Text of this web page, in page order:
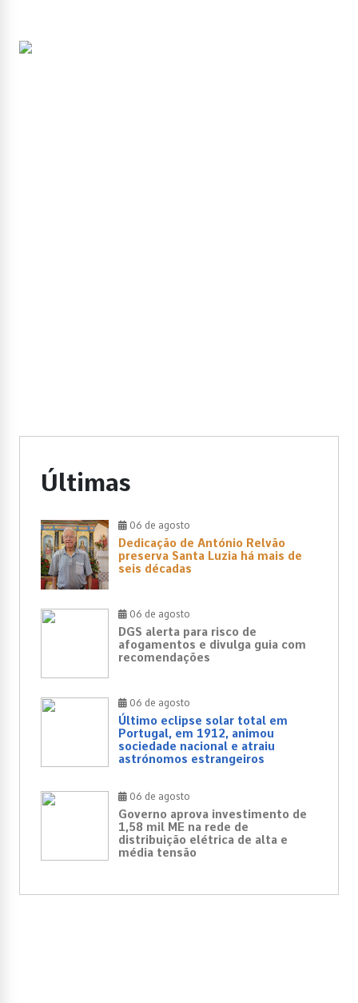
Últimas
06 de agosto
Dedicação de António Relvão
preserva Santa Luzia há mais de
seis décadas
06 de agosto
DGS alerta para risco de
afogamentos e divulga guia com
recomendações
06 de agosto
Último eclipse solar total em
Portugal, em 1912, animou
sociedade nacional e atraiu
astrónomos estrangeiros
06 de agosto
Governo aprova investimento de
1,58 mil ME na rede de
distribuição elétrica de alta e
média tensão